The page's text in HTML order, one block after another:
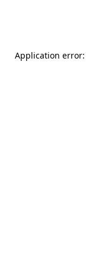
Application